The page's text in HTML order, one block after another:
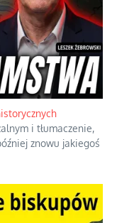
jest skłonność do
w tym